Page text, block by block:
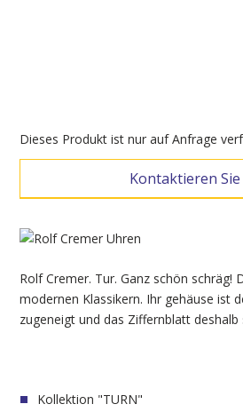
Dieses Produkt ist nur auf Anfrage
Kontaktieren
Rolf Cremer. Tur. Ganz schön schräg!
modernen Klassikern. Ihr gehäuse ist
zugeneigt und das Ziffernblatt deshalb
Kollektion "TURN"